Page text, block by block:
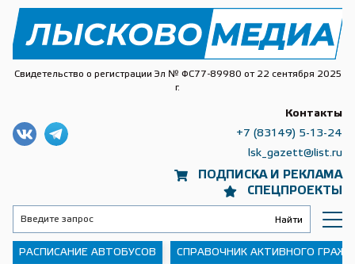
Свидетельство о регистрации Эл № ФС77-89980 от 22 сентября 2025
г.
ПОДПИСКА И РЕКЛАМА
СПЕЦПРОЕКТЫ
Контакты
+7 (83149) 5-13-24
lsk_gazett@list.ru
РАСПИСАНИЕ АВТОБУСОВ СПРАВОЧНИК АКТИВНОГО